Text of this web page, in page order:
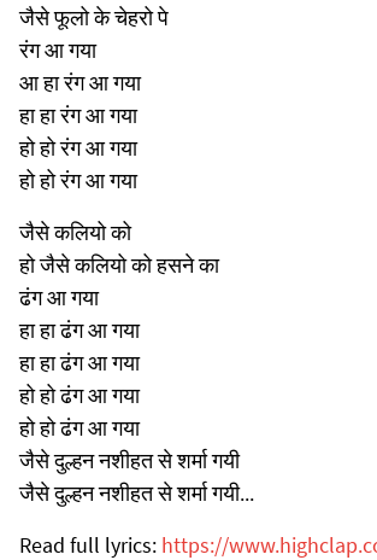
जैसे फूलो के चेहरो पे
रंग आ गया
आ हा रंग आ गया
हा हा रंग आ गया
हो हो रंग आ गया
हो हो रंग आ गया
जैसे कलियो को
हो जैसे कलियो को हसने का
ढंग आ गया
हा हा ढंग आ गया
हा हा ढंग आ गया
हो हो ढंग आ गया
हो हो ढंग आ गया
जैसे दुल्हन नशीहत से शर्मा गयी
जैसे दुल्हन नशीहत से शर्मा गयी...
Read full lyrics: https://